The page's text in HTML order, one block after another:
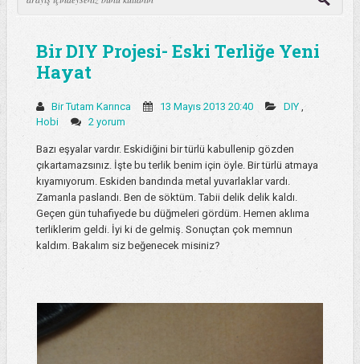
Bir DIY Projesi- Eski Terliğe Yeni
Hayat
Bir Tutam Karınca 13 Mayıs 2013 20:40 DIY
Hobi
2 yorum
Bazı eşyalar vardır. Eskidiğini bir türlü kabullenip gözden
çıkartamazsınız. İşte bu terlik benim için öyle. Bir türlü atmaya
kıyamıyorum. Eskiden bandında metal yuvarlaklar vardı.
Zamanla paslandı. Ben de söktüm. Tabii delik delik kaldı.
Geçen gün tuhafiyede bu düğmeleri gördüm. Hemen aklıma
terliklerim geldi. İyi ki de gelmiş. Sonuçtan çok memnun
kaldım. Bakalım siz beğenecek misiniz?